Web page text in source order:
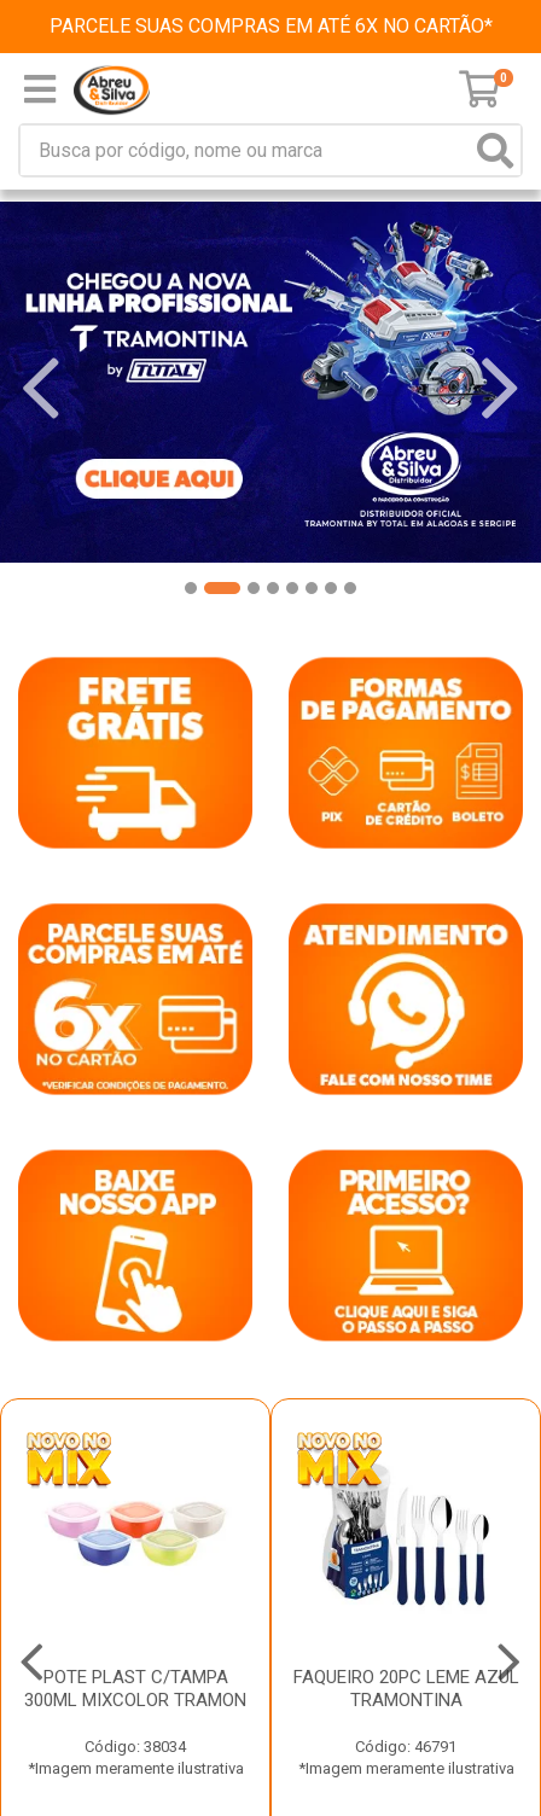
PARCELE SUAS COMPRAS EM ATÉ 6X NO CARTÃO*
0
POTE PLAST C/TAMPA
300ML MIXCOLOR TRAMON
Código: 38034
*Imagem meramente ilustrativa
FAQUEIRO 20PC LEME AZUL
TRAMONTINA
Código: 46791
*Imagem meramente ilustrativa